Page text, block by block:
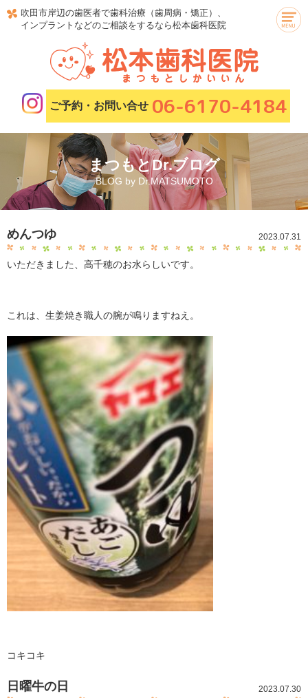
吹田市岸辺の歯医者で歯科治療（歯周病・矯正）、
インプラントなどのご相談をするなら松本歯科医院
ご予約・お問い合せ 06-6170-4184
まつもとDr.ブログ
BLOG by Dr.MATSUMOTO
2023.07.31
めんつゆ
いただきました、高千穂のお水らしいです。
これは、生姜焼き職人の腕が鳴りますねえ。
コキコキ
2023.07.30
日曜牛の日